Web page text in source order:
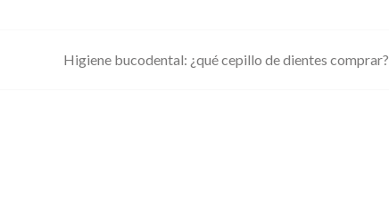
Higiene bucodental: ¿qué cepillo de dientes comprar?